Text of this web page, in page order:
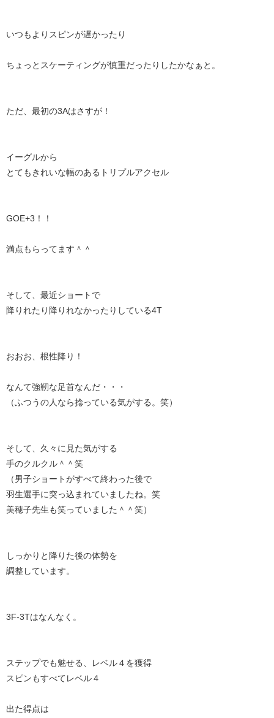
いつもよりスピンが遅かったり
ちょっとスケーティングが慎重だったりしたかなぁと。
ただ、最初の3Aはさすが！
イーグルから
とてもきれいな幅のあるトリプルアクセル
GOE+3！！
満点もらってます＾＾
そして、最近ショートで
降りれたり降りれなかったりしている4T
おおお、根性降り！
なんて強靭な足首なんだ・・・
（ふつうの人なら捻っている気がする。笑）
そして、久々に見た気がする
手のクルクル＾＾笑
（男子ショートがすべて終わった後で
羽生選手に突っ込まれていましたね。笑
美穂子先生も笑っていました＾＾笑）
しっかりと降りた後の体勢を
調整しています。
3F-3Tはなんなく。
ステップでも魅せる、レベル４を獲得
スピンもすべてレベル４
出た得点は